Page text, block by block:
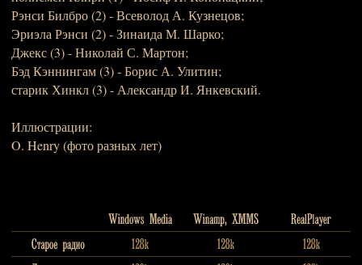
Рэнси Билбро (2) - Всеволод А. Кузнецов;
Эриэла Рэнси (2) - Зинаида М. Шарко;
Джекс (3) - Николай С. Мартон;
Бэд Кэннингам (3) - Борис А. Улитин;
старик Хинкл (3) - Александр И. Янкевский.
Иллюстрации:
O. Henry (фото разных лет)